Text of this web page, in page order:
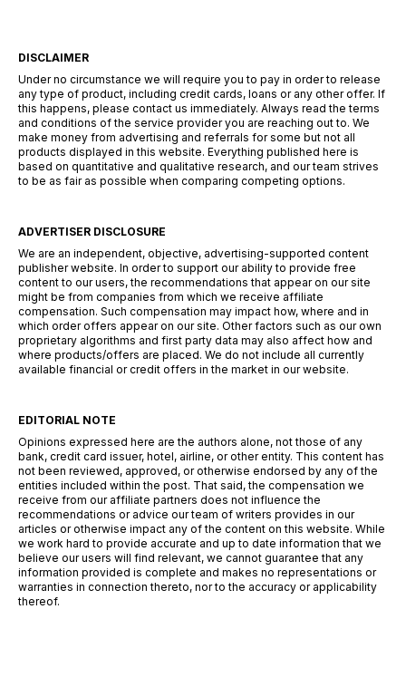
DISCLAIMER
Under no circumstance we will require you to pay in order to release
any type of product, including credit cards, loans or any other offer. If
this happens, please contact us immediately. Always read the terms
and conditions of the service provider you are reaching out to. We
make money from advertising and referrals for some but not all
products displayed in this website. Everything published here is
based on quantitative and qualitative research, and our team strives
to be as fair as possible when comparing competing options.
ADVERTISER DISCLOSURE
We are an independent, objective, advertising-supported content
publisher website. In order to support our ability to provide free
content to our users, the recommendations that appear on our site
might be from companies from which we receive affiliate
compensation. Such compensation may impact how, where and in
which order offers appear on our site. Other factors such as our own
proprietary algorithms and first party data may also affect how and
where products/offers are placed. We do not include all currently
available financial or credit offers in the market in our website.
EDITORIAL NOTE
Opinions expressed here are the authors alone, not those of any
bank, credit card issuer, hotel, airline, or other entity. This content has
not been reviewed, approved, or otherwise endorsed by any of the
entities included within the post. That said, the compensation we
receive from our affiliate partners does not influence the
recommendations or advice our team of writers provides in our
articles or otherwise impact any of the content on this website. While
we work hard to provide accurate and up to date information that we
believe our users will find relevant, we cannot guarantee that any
information provided is complete and makes no representations or
warranties in connection thereto, nor to the accuracy or applicability
thereof.